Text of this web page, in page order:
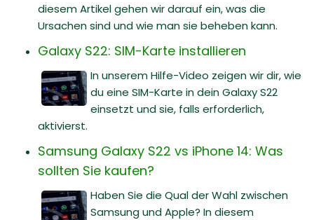
diesem Artikel gehen wir darauf ein, was die
Ursachen sind und wie man sie beheben kann.
Galaxy S22: SIM-Karte installieren
In unserem Hilfe-Video zeigen wir dir, wie
du eine SIM-Karte in dein Galaxy S22
einsetzt und sie, falls erforderlich,
aktivierst.
Samsung Galaxy S22 vs iPhone 14: Was
sollten Sie kaufen?
Haben Sie die Qual der Wahl zwischen
Samsung und Apple? In diesem